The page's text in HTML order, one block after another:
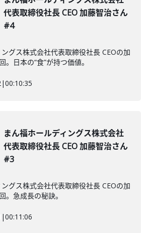
代表取締役社長 CEO 加藤智治さん
#4
グス株式会社代表取締役社長 CEOの加
日本の“食”が持つ価値。
|00:10:35
まん福ホールディングス株式会社
代表取締役社長 CEO 加藤智治さん
#3
グス株式会社代表取締役社長 CEOの加
急成長の秘訣。
|00:11:06